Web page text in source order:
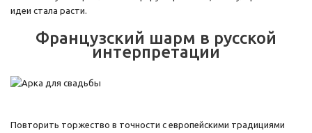
идеи стала расти.
Французский шарм в русской
интерпретации
Повторить торжество в точности с европейскими традициями